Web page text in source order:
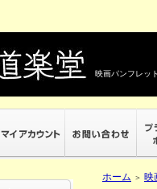
映画パンフレッ
ホーム ＞ 映